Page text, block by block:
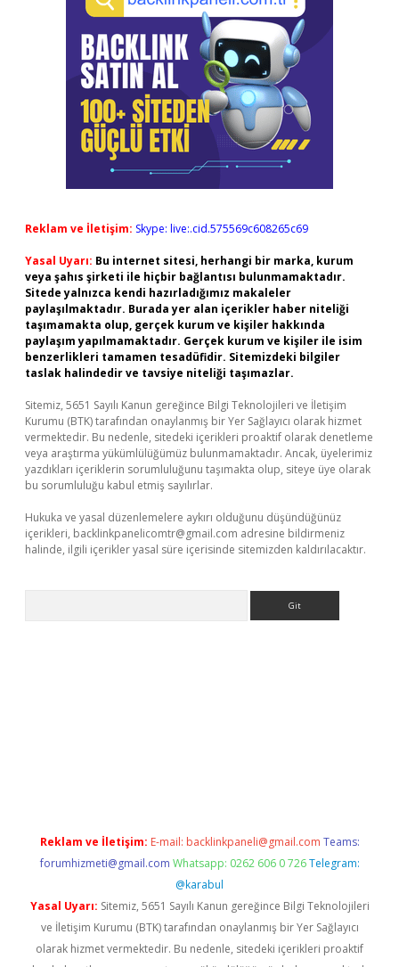
Reklam ve İletişim: Skype: live:.cid.575569c608265c69
Yasal Uyarı: Bu internet sitesi, herhangi bir marka, kurum
veya şahıs şirketi ile hiçbir bağlantısı bulunmamaktadır.
Sitede yalnızca kendi hazırladığımız makaleler
paylaşılmaktadır. Burada yer alan içerikler haber niteliği
taşımamakta olup, gerçek kurum ve kişiler hakkında
paylaşım yapılmamaktadır. Gerçek kurum ve kişiler ile isim
benzerlikleri tamamen tesadüfidir. Sitemizdeki bilgiler
taslak halindedir ve tavsiye niteliği taşımazlar.
Sitemiz, 5651 Sayılı Kanun gereğince Bilgi Teknolojileri ve İletişim
Kurumu (BTK) tarafından onaylanmış bir Yer Sağlayıcı olarak hizmet
vermektedir. Bu nedenle, sitedeki içerikleri proaktif olarak denetleme
veya araştırma yükümlülüğümüz bulunmamaktadır. Ancak, üyelerimiz
yazdıkları içeriklerin sorumluluğunu taşımakta olup, siteye üye olarak
bu sorumluluğu kabul etmiş sayılırlar.
Hukuka ve yasal düzenlemelere aykırı olduğunu düşündüğünüz
içerikleri, backlinkpanelicomtr@gmail.com adresine bildirmeniz
halinde, ilgili içerikler yasal süre içerisinde sitemizden kaldırılacaktır.
Reklam ve İletişim: E-mail: backlinkpaneli@gmail.com Teams:
forumhizmeti@gmail.com Whatsapp: 0262 606 0 726 Telegram:
@karabul
Yasal Uyarı: Sitemiz, 5651 Sayılı Kanun gereğince Bilgi Teknolojileri
ve İletişim Kurumu (BTK) tarafından onaylanmış bir Yer Sağlayıcı
olarak hizmet vermektedir. Bu nedenle, sitedeki içerikleri proaktif